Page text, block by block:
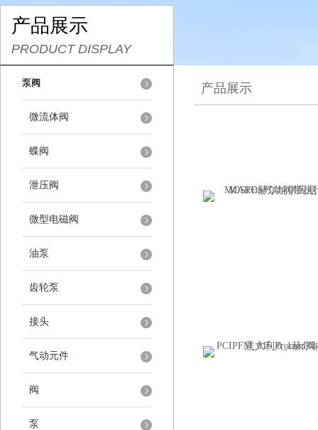
产品展示
PRODUCT DISPLAY
泵阀
微流体阀
蝶阀
泄压阀
微型电磁阀
油泵
齿轮泵
接头
气动元件
阀
泵
产品展示